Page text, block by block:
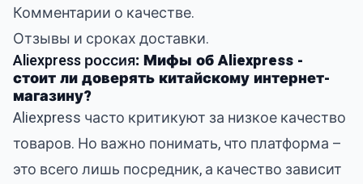
Комментарии о качестве.
Отзывы и сроках доставки.
Aliexpress россия: Мифы об Aliexpress -
стоит ли доверять китайскому интернет-
магазину?
Aliexpress часто критикуют за низкое качество
товаров. Но важно понимать, что платформа –
это всего лишь посредник, а качество зависит